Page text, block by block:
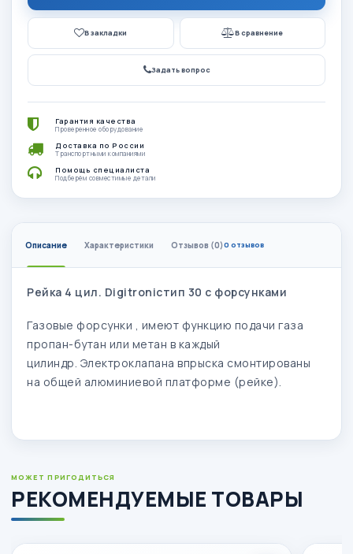
В закладки В сравнение
Задать вопрос
Гарантия качества
Проверенное оборудование
Доставка по России
Транспортными компаниями
Помощь специалиста
Подберём совместимые детали
Описание Характеристики Отзывов (0)0 отзывов
Рейка 4 цил. Digitronicтип 30 с форсунками
Газовые форсунки , имеют функцию подачи газа
пропан-бутан или метан в каждый
цилиндр. Электроклапана впрыска смонтированы
на общей алюминиевой платформе (рейке).
МОЖЕТ ПРИГОДИТЬСЯ
РЕКОМЕНДУЕМЫЕ ТОВАРЫ